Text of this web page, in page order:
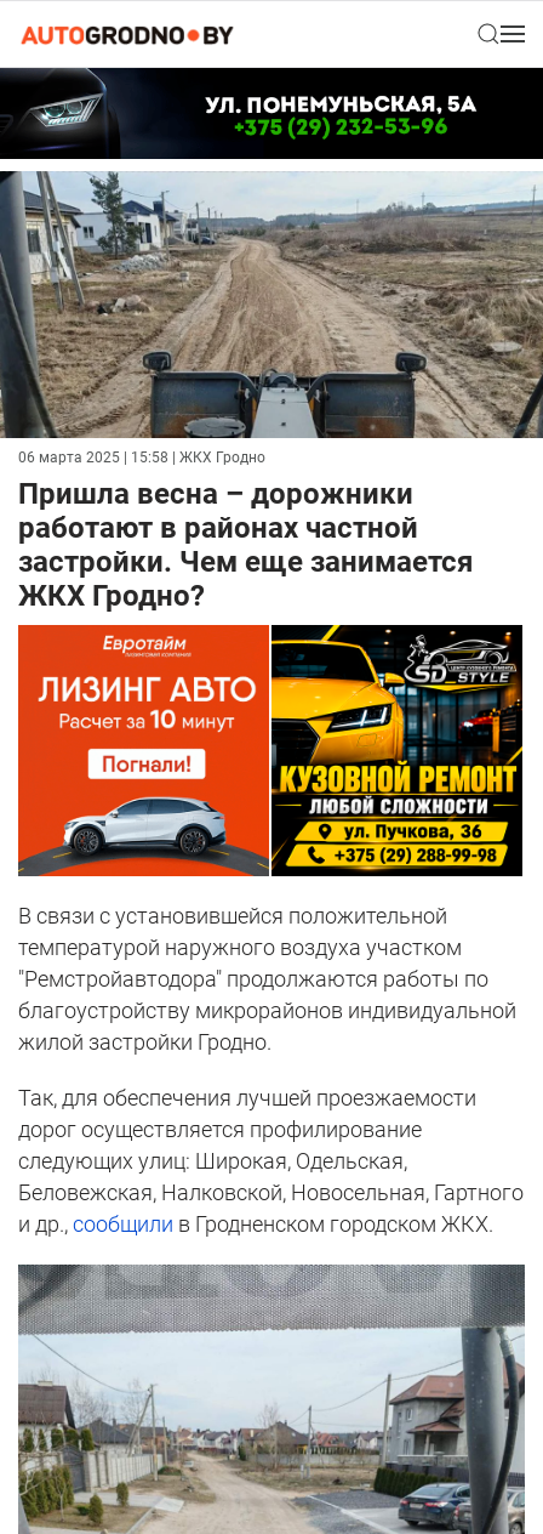
06 марта 2025 | 15:58 | ЖКХ Гродно
Пришла весна – дорожники
работают в районах частной
застройки. Чем еще занимается
ЖКХ Гродно?
В связи с установившейся положительной
температурой наружного воздуха участком
"Ремстройавтодора" продолжаются работы по
благоустройству микрорайонов индивидуальной
жилой застройки Гродно.
Так, для обеспечения лучшей проезжаемости
дорог осуществляется профилирование
следующих улиц: Широкая, Одельская,
Беловежская, Налковской, Новосельная, Гартного
и др.,сообщили в Гродненском городском ЖКХ.